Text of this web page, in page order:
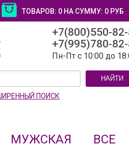
ТОВАРОВ: 0 НА СУММУ: 0 РУБ
И ОПЛАТА
И СТАТЬИ
+7(800)550-
+7(995)780-
Пн-Пт с 10:00 до
НАЙТИ
ПОИСК
МУЖСКАЯ ВСЕ